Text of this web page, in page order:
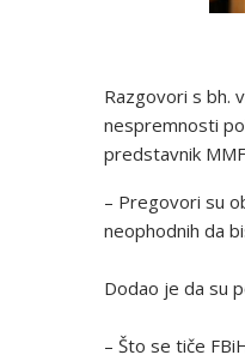
Razgovori s bh.
nespremnosti
predstavnik
– Pregovori su
neophodnih da
Dodao je da su
– Što se tiče